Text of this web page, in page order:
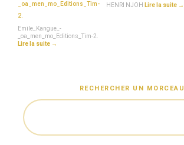
_oa_men_mo_Editions_Tim-
2.
Emile_Kangue_-
_oa_men_mo_Editions_Tim-2.
Lire la suite →
HENRI NJOH Lire la suite →
RECHERCHER UN MORCEAU